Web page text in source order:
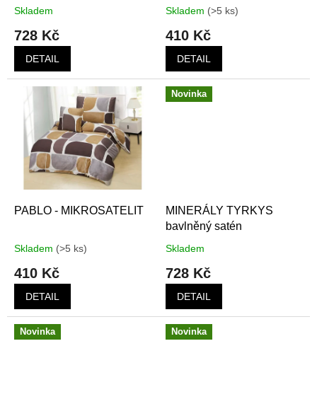
Skladem
728 Kč
DETAIL
Skladem (>5 ks)
410 Kč
DETAIL
PABLO - MIKROSATELIT
Skladem (>5 ks)
410 Kč
DETAIL
Novinka
MINERÁLY TYRKYS
bavlněný satén
Skladem
728 Kč
DETAIL
Novinka Novinka